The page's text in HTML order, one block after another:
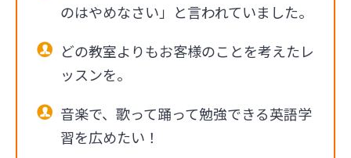
のはやめなさい」と言われていました。
どの教室よりもお客様のことを考えたレ
ッスンを。
音楽で、歌って踊って勉強できる英語学
習を広めたい！